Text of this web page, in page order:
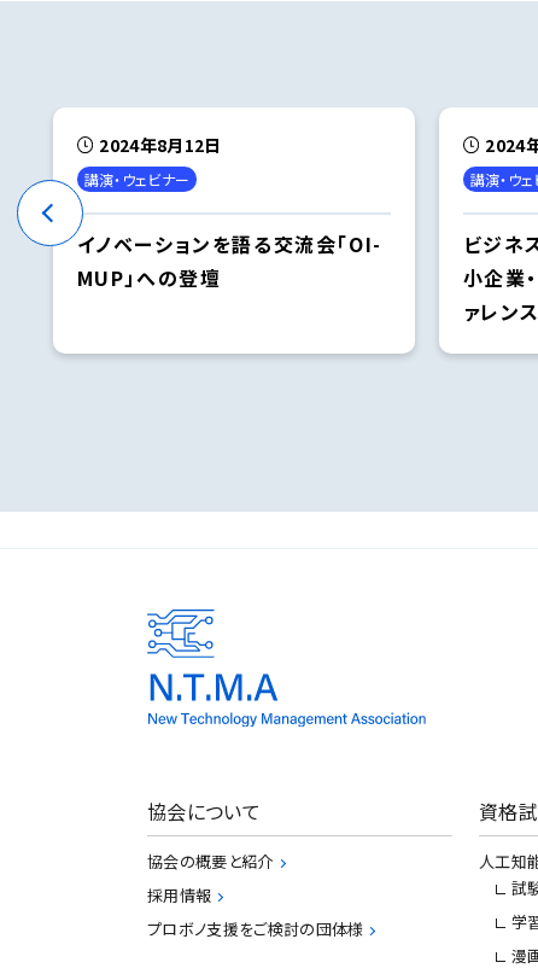
2024年8月12日
講演・ウェビナー
イノベーションを語る交流会「OI-
MUP」への登壇
2024
講演・ウ
ビジネ
小企業
ァレン
協会について
協会の概要と紹介
採用情報
プロボノ支援をご検討の団体様
資格
人工知
試
学
漫